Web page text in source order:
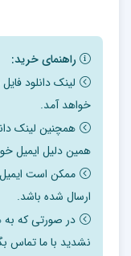
راهنمای خرید:
لینک دانلود
خواهد آمد.
همچنین لینک
همین دلیل ایمیل
ارسال شده باشد.
در صورتی که به
نشدید با ما تماس